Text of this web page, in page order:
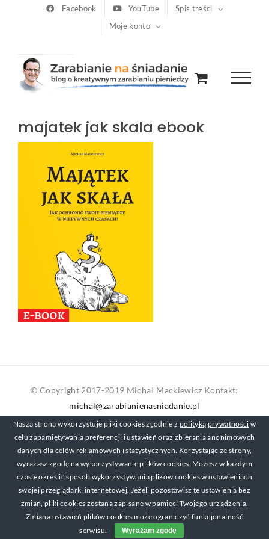
Facebook YouTube
Spis treści
Moje konto
majatek jak skala ebook
© Copyright 2017-2019 Michał Mackiewicz Kontakt:
michal@zarabianienasniadanie.pl
Nasza strona wykorzystuje pliki cookies zgodnie z polityką prywatności w
celu zapamiętywania preferencji i ustawień oraz zbierania anonimowych
danych dla celów reklamowych i statystycznych. Korzystając ze strony,
wyrażasz zgodę na wykorzystywanie plików cookies. Możesz w każdym
czasie określić sposób wykorzystywania plików cookies w ustawieniach
swojej przeglądarki internetowej. Jeżeli pozostawisz te ustawienia bez
zmian, pliki cookies zostaną zapisane w pamięci Twojego urządzenia.
Zmiana ustawień plików cookies może ograniczyć funkcjonalność
serwisu.
Wyrażam zgodę